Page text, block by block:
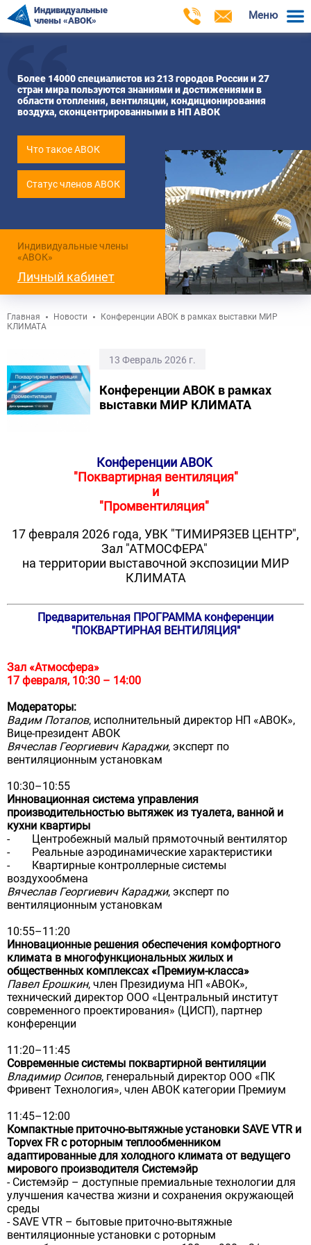
Индивидуальные
члены «АВОК»
Меню
Более 14000 специалистов из 213 городов России и 27
стран мира пользуются знаниями и достижениями в
области отопления, вентиляции, кондиционирования
воздуха, сконцентрированными в НП АВОК
Что такое АВОК
Статус членов АВОК
Индивидуальные члены
«АВОК»
Личный кабинет
Главная Новости
Конференции АВОК в рамках выставки МИР
КЛИМАТА
13 Февраль 2026 г.
Конференции АВОК в рамках
выставки МИР КЛИМАТА
Конференции АВОК
"Поквартирная вентиляция"
и
"Промвентиляция"
17 февраля 2026 года, УВК "ТИМИРЯЗЕВ ЦЕНТР",
Зал "АТМОСФЕРА"
на территории выставочной экспозиции МИР
КЛИМАТА
Предварительная ПРОГРАММА конференции
"ПОКВАРТИРНАЯ ВЕНТИЛЯЦИЯ"
Зал «Атмосфера»
17 февраля, 10:30 – 14:00
Модераторы:
Вадим Потапов, исполнительный директор НП «АВОК»,
Вице-президент АВОК
Вячеслав Георгиевич Караджи, эксперт по
вентиляционным установкам
10:30–10:55
Инновационная система управления
производительностью вытяжек из туалета, ванной и
кухни квартиры
- Центробежный малый прямоточный вентилятор
- Реальные аэродинамические характеристики
- Квартирные контроллерные системы
воздухообмена
Вячеслав Георгиевич Караджи, эксперт по
вентиляционным установкам
10:55–11:20
Инновационные решения обеспечения комфортного
климата в многофункциональных жилых и
общественных комплексах «Премиум-класса»
Павел Ерошкин, член Президиума НП «АВОК»,
технический директор ООО «Центральный институт
современного проектирования» (ЦИСП), партнер
конференции
11:20–11:45
Современные системы поквартирной вентиляции
Владимир Осипов, генеральный директор ООО «ПК
Фривент Технология», член АВОК категории Премиум
11:45–12:00
Компактные приточно-вытяжные установки SAVE VTR и
Topvex FR с роторным теплообменником
адаптированные для холодного климата от ведущего
мирового производителя Системэйр
- Системэйр – доступные премиальные технологии для
улучшения качества жизни и сохранения окружающей
среды
- SAVE VTR – бытовые приточно-вытяжные
вентиляционные установки с роторным